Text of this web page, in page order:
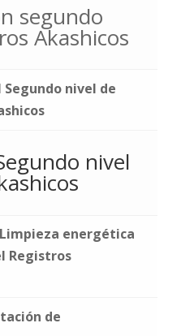
segundo
Akashicos
nivel de
nivel
energética
Registros
de